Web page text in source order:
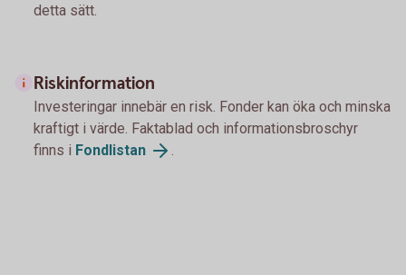
detta sätt.
Riskinformation
Investeringar innebär en risk. Fonder kan öka och minska
kraftigt i värde. Faktablad och informationsbroschyr
finns i Fondlistan